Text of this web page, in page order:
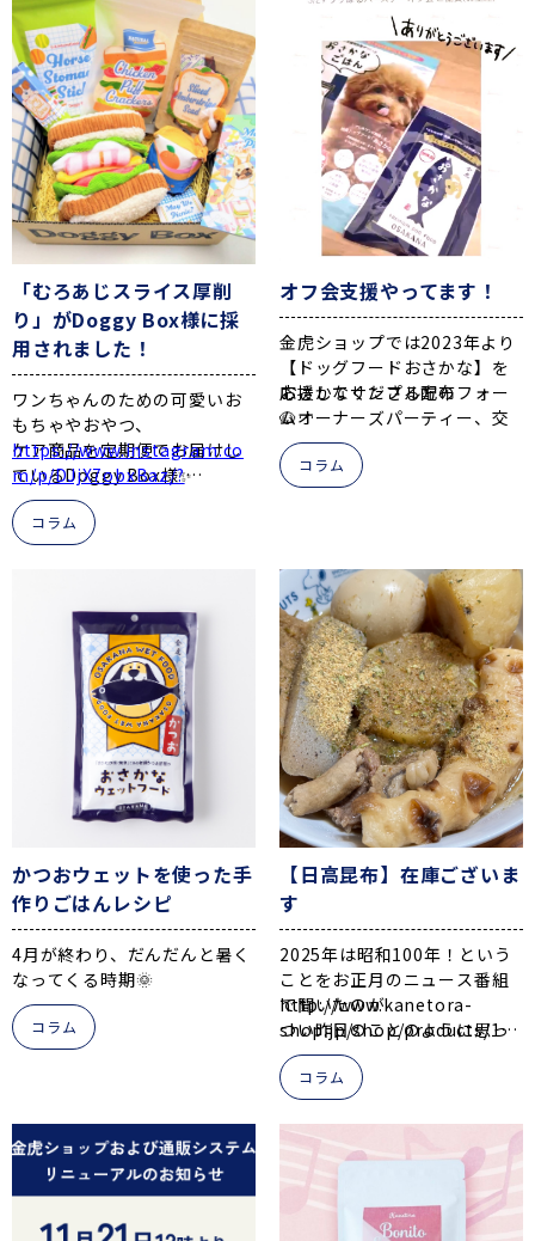
ふわっと香るかつおの旨み
と、サクサク食感が特徴のお
やつです。
そのままおやつとしては、も
ちろん♪
・いつものごはんにトッピン
グ
・食欲がない時のふりかけ
・ご褒美おやつ
としても、オススメです🐟🐟
早速、Doggy Box様のお客様
より嬉しい感想をいただきま
した(*^-^*)
⭐
してくれています！
⭐https://www.instagram.c
om/p/DYZ3j9tmXiT/?
img_index=10&igsh=eW1p
OGJ5c21sNm5j
🎵手から直接美味しそうに
食べてくれています！
この度は採用いただき、誠に
ありがとうございます。
▼Doggy Box 様▼
Instagram/公式サイ
ト
▽金虎ショップ
▽
ご購入はこちら/
公
式サイト
ン🐟
体にやさしい減塩のおやつに
ぼし
カルシウムもしっかりとれ
て、毎日のおやつにおすすめ
です😺
DoggyBoxユーザー様より 嬉
しいお声をいただきましたの
でご紹介⭐
✴「チャッくんお待ちかねの
おやつターイム🍪✨ 今朝は減
塩いわし煮干し🐟」
m/p/DP_EBLBDx9V/?
img_index=4&igsh=MWpm
cWl0ZnhreGd0Yg%3D%3D/
✴「お魚のおやつおいしい
https://www.instagram.co
m/p/DP0zRn0j2yt/?
img_index=8&igsh=MTMya
✴すごい食いつきです！
https://www.instagram.co
m/p/DP9Qvpzkwfy/?
img_index=4&igsh=ZHE2cX
BhdG85ZjBi
とても嬉しいお言葉を、たく
健康志向のおやつ習慣にいか
がですか？
【犬猫用】【国内産】減塩お
やつにぼし 30g
📱https://www.kanetora-
shop.jp/shop/products/158
📱
▼DoggyBox様▼
Instagram/公式サイト
「むろあじスライス厚削
り」がDoggy Box様に採
用されました！
ワンちゃんのための可愛いお
もちゃやおやつ、
ケア商品を定期便でお届けし
ているDoggy Box様✨
5月のBOXに弊社の「むろあじ
スライス厚削り」採用されま
した！
まろやかでさっぱりした味が
https://www.instagram.co
m/p/DJjX7obxBaz/?
img_index=9
💬「最近のちゃちゃは
れももれなくすごい食いつ
」
https://www.instagram.com/
p/DJ38Z6Rykox/?
img_index=10
これがいい！とおねだ
くれています！
」
https://www.instagram.com/r
eel/DJk_AsZTPao/?
igsh=MWI5b2FhYmtpZ2Rq
Yw==
て、もうないのかな？と探
しています！」
https://www.instagram.com/
コラム
オフ会支援やってます！
金虎ショップでは2023年より
【ドッグフードおさかな】を
応援してくださる方の
🐶オーナーズパーティー、交
流会、お里の会等々・・・
“オフ会”のご協力をしていま
す 。
2年の活動で お問い合わせを
いただくことが大変増えまし
た！
そこで改めてもう一度
支援”について告知させていた
だきます
オフ会でドッグフー
ド「おさかな」を配
りませんか？
25名様以上のオフ会に金虎よ
りドッグフード「おさかな」
100gとチラシを提供させてい
ただきます
おさかなサンプル配布フォー
ム
お待ちしてまーす🐟
コラム
かつおウェットを使った手
作りごはんレシピ
4月が終わり、だんだんと暑く
なってくる時期🌞
今回は、これからやってくる
夏に向けて
5月の虎巳セット
ワンちゃんの手作りごはんレ
シピを2品紹介します！🍚
🐶スナップエンドウとかつお
コラム
【日高昆布】在庫ございま
す
2025年は昭和100年！という
ことをお正月のニュース番組
で聞いたのが
つい昨日のことのように思っ
ていましたが
あっ！と言う間に3月です！！
全国的には大雪の降る日があ
ったりとまだまだ寒い日が続
きますが
3月5日からは啓蟄です
http://www.kanetora-
shop.jp/shop/products/17
http://www.kanetora-
shop.jp/shop/products/18
コラム